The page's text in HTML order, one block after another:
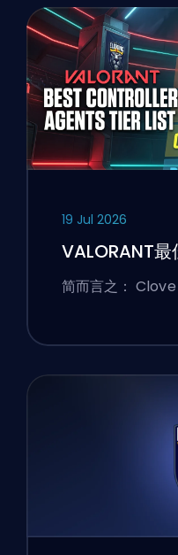
19 Jul 2026
VALORANT
简而言之：